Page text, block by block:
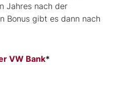
Jahres nach der
Bonus gibt es dann nach
VW Bank*